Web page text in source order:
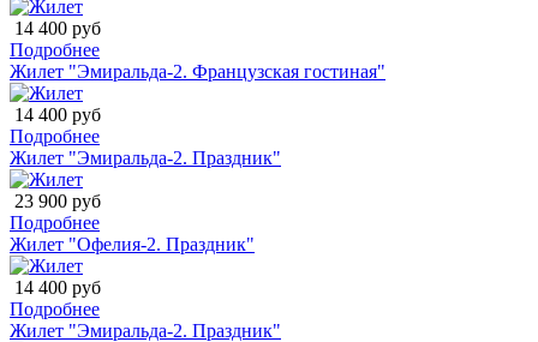
14 400 руб
Подробнее
Жилет "Эмиральда-2. Французская гостиная"
14 400 руб
Подробнее
Жилет "Эмиральда-2. Праздник"
23 900 руб
Подробнее
Жилет "Офелия-2. Праздник"
14 400 руб
Подробнее
Жилет "Эмиральда-2. Праздник"